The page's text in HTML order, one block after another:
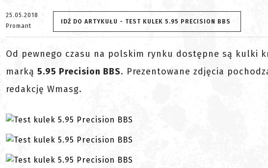
25.05.2018
Promant
IDŹ DO ARTYKUŁU - TEST KULEK 5.95 PRECISION BBS
Od pewnego czasu na polskim rynku dostępne są kulki
marką 5.95 Precision BBS. Prezentowane zdjęcia
redakcję Wmasg.